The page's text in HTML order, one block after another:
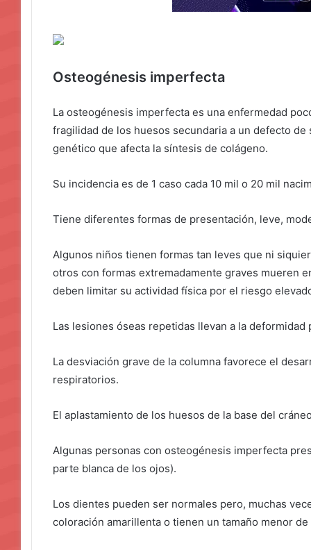
Osteogénesis imperfecta
La osteogénesis imperfecta es una enfermedad
fragilidad de los huesos secundaria a un defecto
genético que afecta la síntesis de colágeno.
Su incidencia es de 1 caso cada 10 mil o 20 mil
Tiene diferentes formas de presentación, leve,
Algunos niños tienen formas tan leves que ni
otros con formas extremadamente graves mueren
deben limitar su actividad física por el riesgo
Las lesiones óseas repetidas llevan a la
La desviación grave de la columna favorece el
respiratorios.
El aplastamiento de los huesos de la base del
Algunas personas con osteogénesis imperfecta
parte blanca de los ojos).
Los dientes pueden ser normales pero, muchas
coloración amarillenta o tienen un tamaño menor